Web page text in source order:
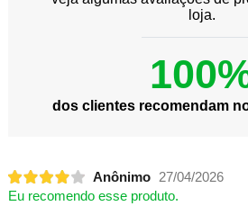
loja.
dos clientes recomendam
Anônimo
27/04/2026
Eu recomendo esse produto.